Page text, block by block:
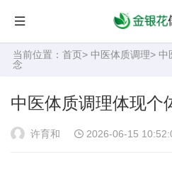
当前位置： 首页> 中医体质调理> 中
念
中医体质调理体现个
许育和 2026-06-15